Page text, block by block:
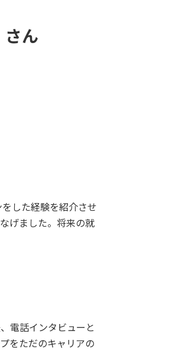
さん
した経験を紹介させ
げました。将来の就
電話インタビューと
をただのキャリアの